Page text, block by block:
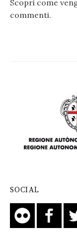
Scopri come
commenti.
SOCIAL